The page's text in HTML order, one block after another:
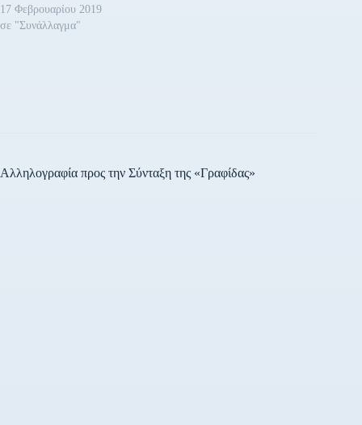
17 Φεβρουαρίου 2019
σε "Συνάλλαγμα"
Αλληλογραφία προς την Σύνταξη της «Γραφίδας»